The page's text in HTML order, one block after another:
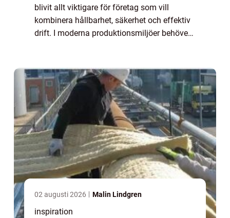
blivit allt viktigare för företag som vill
kombinera hållbarhet, säkerhet och effektiv
drift. I moderna produktionsmiljöer behöver
02 augusti 2026 Malin Lindgren
inspiration